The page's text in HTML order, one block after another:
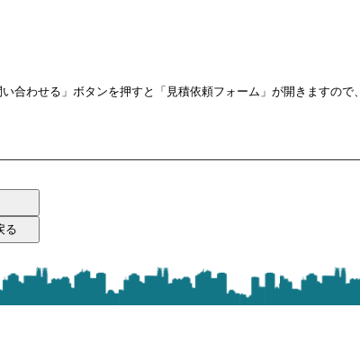
合わせる」ボタンを押すと「見積依頼フォーム」が開きますので、